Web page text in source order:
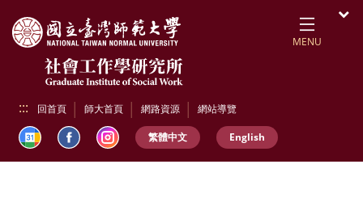
MENU
::: 回首頁 師大首頁 網路資源 網站導覽
繁體中文 English